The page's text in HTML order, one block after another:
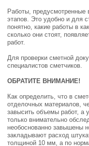
Работы, предусмотренные
этапов. Это удобно и для
понятно, какие работы в
сколько они стоят,
работ.
Для проверки сметной
специалистов сметчиков.
ОБРАТИТЕ ВНИМАНИЕ!
Как определить, что в
отделочных материалов,
завысить объемы работ, а
только внимательно
необоснованно завышены
закладывают расход
толщиной 10 мм, а по